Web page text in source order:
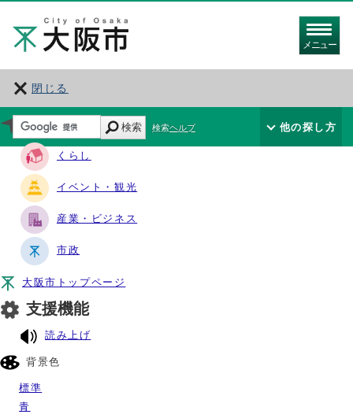
メニュー
閉じる
サイト・ナビ
くらし
イベント・観光
産業・ビジネス
市政
大阪市トップページ
支援機能
読み上げ
背景色
標準
青
検索 検索ヘルプ 他の探し方